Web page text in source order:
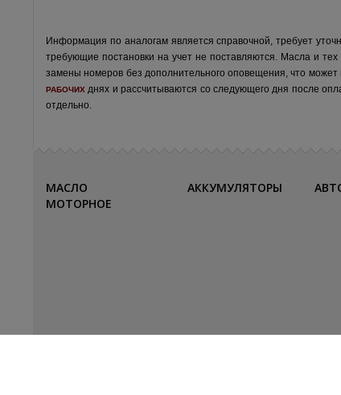
Информация по аналогам является справочной, требует
требующие постановки на учет не поставляются. Масла и
замены номеров без дополнительного оповещения, что
РАБОЧИХ днях и рассчитываются со следующего дня после
отдельно.
МАСЛО
МОТОРНОЕ
АККУМУЛЯТОРЫ